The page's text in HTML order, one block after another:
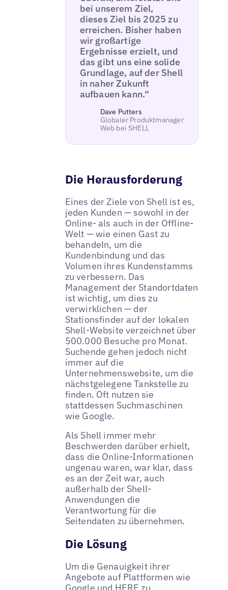
bei unserem Ziel,
dieses Ziel bis 2025 zu
erreichen. Bisher haben
wir großartige
Ergebnisse erzielt, und
das gibt uns eine solide
Grundlage, auf der Shell
in naher Zukunft
aufbauen kann.“
Dave Putters
Globaler Produktmanager
Web bei SHELL
Die Herausforderung
Eines der Ziele von Shell ist es,
jeden Kunden — sowohl in der
Online- als auch in der Offline-
Welt — wie einen Gast zu
behandeln, um die
Kundenbindung und das
Volumen ihres Kundenstamms
zu verbessern. Das
Management der Standortdaten
ist wichtig, um dies zu
verwirklichen — der
Stationsfinder auf der lokalen
Shell-Website verzeichnet über
500.000 Besuche pro Monat.
Suchende gehen jedoch nicht
immer auf die
Unternehmenswebsite, um die
nächstgelegene Tankstelle zu
finden. Oft nutzen sie
stattdessen Suchmaschinen
wie Google.
Als Shell immer mehr
Beschwerden darüber erhielt,
dass die Online-Informationen
ungenau waren, war klar, dass
es an der Zeit war, auch
außerhalb der Shell-
Anwendungen die
Verantwortung für die
Seitendaten zu übernehmen.
Die Lösung
Um die Genauigkeit ihrer
Angebote auf Plattformen wie